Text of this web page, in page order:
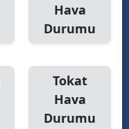
Hava
Durumu
Tokat
Hava
Durumu